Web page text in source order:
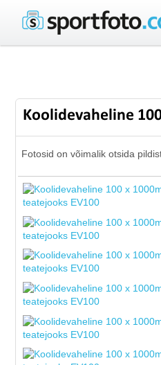
Koolidevaheline
Fotosid on võimalik otsida